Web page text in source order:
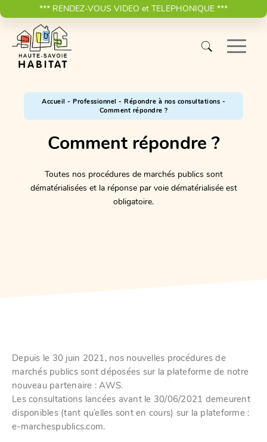
Accueil - Professionnel - Répondre à nos consultations -
Comment répondre ?
Comment répondre ?
Toutes nos procédures de marchés publics sont
dématérialisées et la réponse par voie dématérialisée est
obligatoire.
Depuis le 30 juin 2021, nos nouvelles procédures de
marchés publics sont déposées sur la plateforme de notre
nouveau partenaire : AWS.
Les consultations lancées avant le 30/06/2021 demeurent
disponibles (tant qu’elles sont en cours) sur la plateforme :
e-marchespublics.com.
*** RENDEZ-VOUS VIDEO et TELEPHONIQUE ***